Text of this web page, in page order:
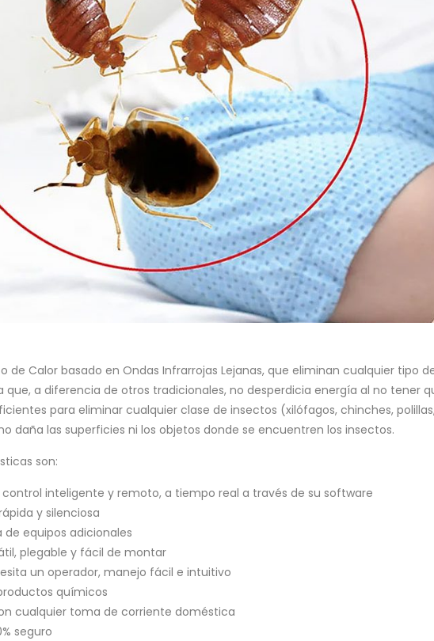
de Calor basado en Ondas Infrarrojas Lejanas, que eliminan cualquier tipo
que, a diferencia de otros tradicionales, no desperdicia energía al no tener
para eliminar cualquier clase de insectos (xilófagos, chinches,
daña las superficies ni los objetos donde se encuentren los insectos.
son:
control inteligente y remoto, a tiempo real a través de su software
y silenciosa
de equipos adicionales
plegable y fácil de montar
un operador, manejo fácil e intuitivo
químicos
cualquier toma de corriente doméstica
seguro